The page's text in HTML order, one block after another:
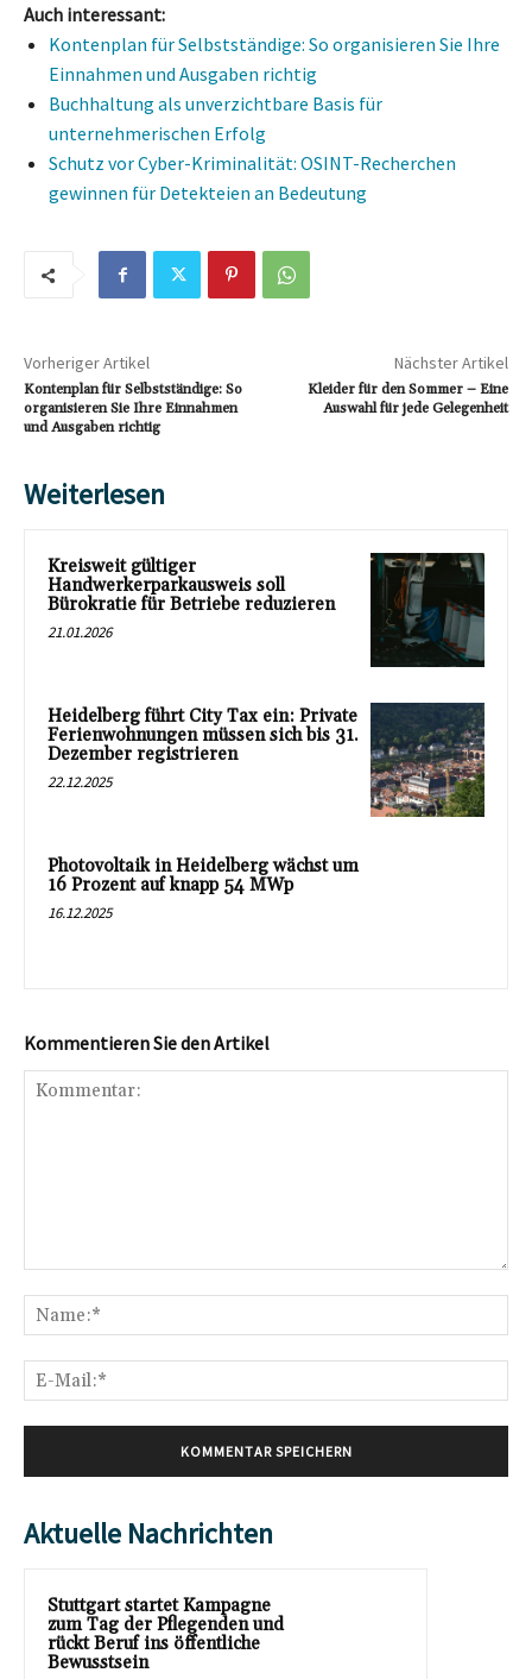
Auch interessant:
Kontenplan für Selbstständige: So organisieren Sie Ihre
Einnahmen und Ausgaben richtig
Buchhaltung als unverzichtbare Basis für
unternehmerischen Erfolg
Schutz vor Cyber-Kriminalität: OSINT-Recherchen
gewinnen für Detekteien an Bedeutung
Vorheriger Artikel
Kontenplan für Selbstständige: So
organisieren Sie Ihre Einnahmen
und Ausgaben richtig
Nächster Artikel
Kleider für den Sommer – Eine
Auswahl für jede Gelegenheit
Weiterlesen
Kreisweit gültiger
Handwerkerparkausweis soll
Bürokratie für Betriebe reduzieren
21.01.2026
Heidelberg führt City Tax ein: Private
Ferienwohnungen müssen sich bis 31.
Dezember registrieren
22.12.2025
Photovoltaik in Heidelberg wächst um
16 Prozent auf knapp 54 MWp
16.12.2025
Kommentieren Sie den Artikel
Aktuelle Nachrichten
Stuttgart startet Kampagne
zum Tag der Pflegenden und
rückt Beruf ins öffentliche
Bewusstsein